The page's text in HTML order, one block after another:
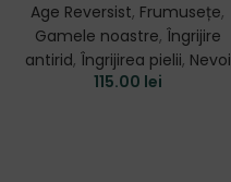
Age Reversist, Frumusețe,
Gamele noastre, Îngrijire
antirid, Îngrijirea pielii, Nevoi
115.00 lei